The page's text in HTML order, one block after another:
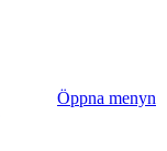
Öppna menyn